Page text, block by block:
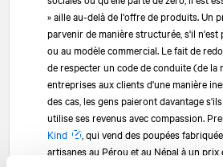
» aille au-delà de l'offre de produits. Un
parvenir de manière structurée, s'il
ou au modèle commercial. Le fait de
de respecter un code de conduite (de la
entreprises aux clients d'une manière
des cas, les gens paieront davantage
utilise ses revenus avec compassion.
Kind
, qui vend des poupées
artisanes au Pérou et au Népal à un prix